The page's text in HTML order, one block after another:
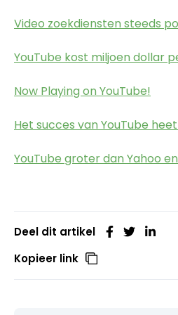
Video zoekdiensten steeds
YouTube kost miljoen dollar
Now Playing on YouTube!
Het succes van YouTube
YouTube groter dan Yahoo
Deel dit artikel
Kopieer link